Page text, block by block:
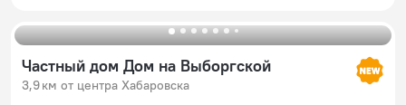
Частный дом Дом на Выборгской
3,9 км от центра Хабаровска